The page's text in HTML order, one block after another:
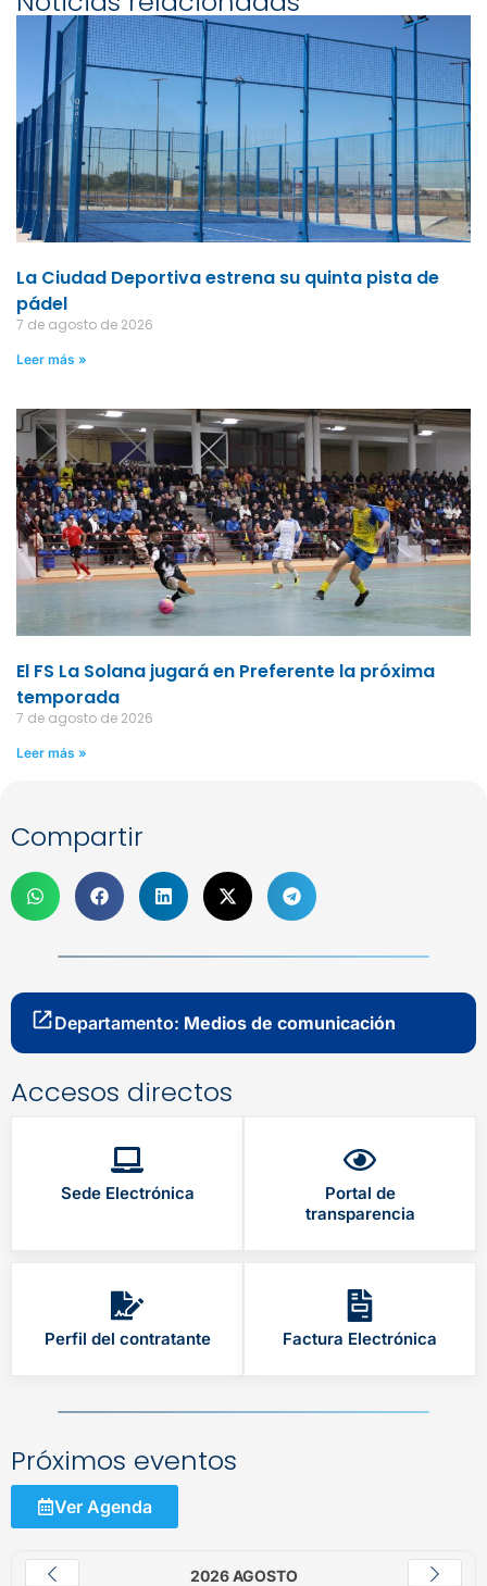
La Ciudad Deportiva estrena su quinta pista de
pádel
7 de agosto de 2026
Leer más »
El FS La Solana jugará en Preferente la próxima
temporada
7 de agosto de 2026
Leer más »
Compartir
Departamento: Medios de comunicación
Accesos directos
Sede Electrónica
Portal de
transparencia
Perfil del contratante Factura Electrónica
Próximos eventos
Ver Agenda
2026 AGOSTO